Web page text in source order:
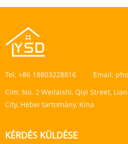
Tel: +86 18803228816 Email:
Cím: No. 2 Weilaishi, Qiyi Street,
City, Hebei tartomány, Kína
KÉRDÉS KÜLDÉSE